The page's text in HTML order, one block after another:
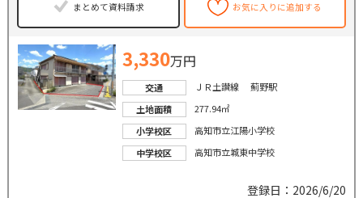
まとめて資料請求 お気に入りに追加する
3,330万円
交通
ＪＲ土讃線 薊野駅
土地面積
277.94㎡
小学校区
高知市立江陽小学校
中学校区
高知市立城東中学校
登録日：2026/6/20